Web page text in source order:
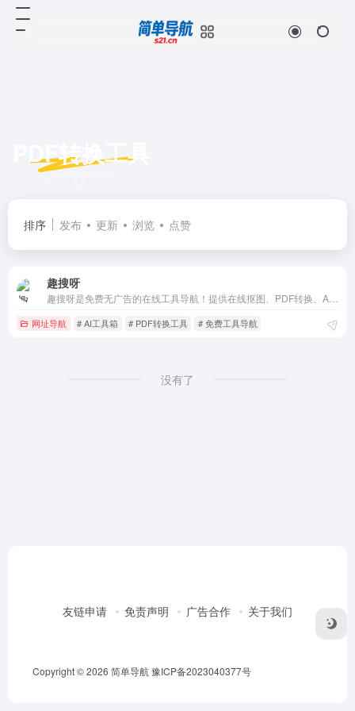
PDF转换工具
排序 发布 更新 浏览 点赞
趣搜呀
网址导航 # AI工具箱 # PDF转换工具 # 免费工具导航
没有了
友链申请 免责声明 广告合作 关于我们
Copyright © 2026 简单导航豫ICP备2023040377号